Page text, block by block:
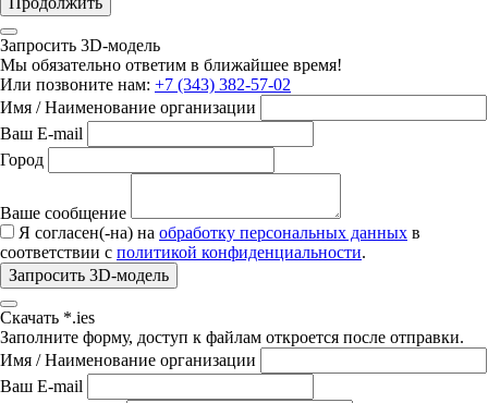
Запросить 3D-модель
Мы обязательно ответим в ближайшее время!
Или позвоните нам: +7 (343) 382-57-02
Имя / Наименование организации
Ваш E-mail
Город
Ваше сообщение
Я согласен(-на) на обработку персональных данных в
соответствии с политикой конфиденциальности.
Запросить 3D-модель
Скачать *.ies
Заполните форму, доступ к файлам откроется после отправки.
Имя / Наименование организации
Ваш E-mail